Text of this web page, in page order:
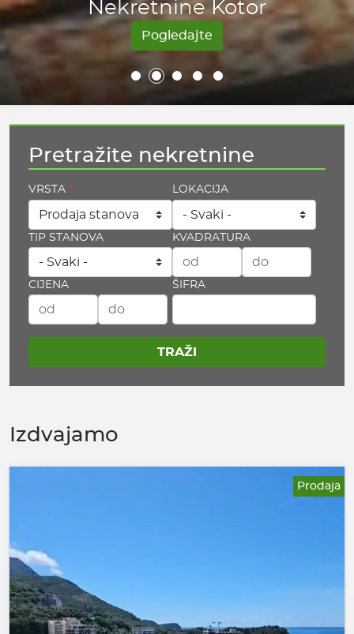
Nekretnine Budva
Vaš pouzdan partner.
Nekretnine Kotor
Pogledajte
Nekretnine Tivat
Pogledajte
Nekretnine Bar
Pogledajte
Nekretnine Herceg Novi
Pogledajte
Pretražite nekretnine
VRSTA LOKACIJA
TIP STANOVA KVADRATURA
CIJENA ŠIFRA
Izdvajamo
Prodaja